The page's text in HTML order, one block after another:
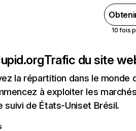
10 fois
Trafic du site
la répartition dans le
à exploiter les
suivi de États-Uniset Brésil.